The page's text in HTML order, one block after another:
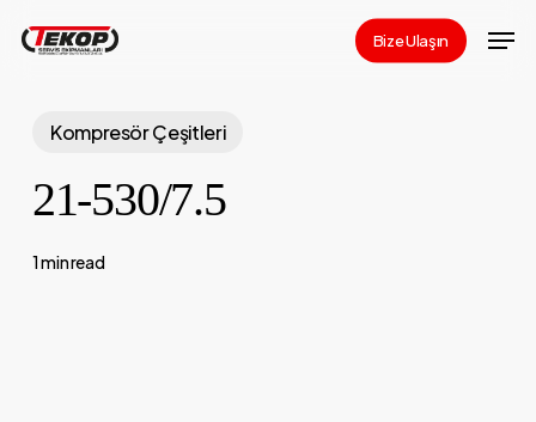
content
Bize Ulaşın
Kompresör Çeşitleri
21-530/7.5
1 min read